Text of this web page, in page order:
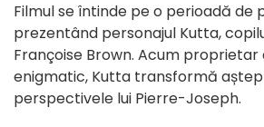
Filmul se întinde pe o perioadă de
prezentând personajul Kutta,
Françoise Brown. Acum proprietar
enigmatic, Kutta transformă
perspectivele lui Pierre-Joseph.